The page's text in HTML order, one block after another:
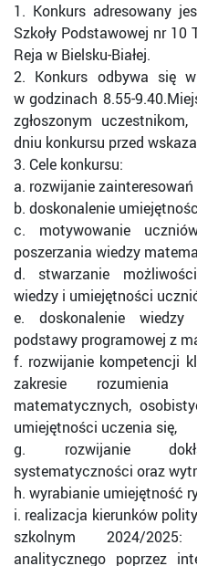
1. Konkurs adresowany
Szkoły Podstawowej nr 10
Reja w Bielsku-Białej.
2. Konkurs odbywa się
w godzinach 8.55-
zgłoszonym
dniu konkursu przed
3. Cele konkursu:
a. rozwijanie
b. doskonalenie
c. motywowanie
poszerzania wiedzy
d. stwarzanie
wiedzy i umiejętności
e. doskonalenie
podstawy programowej z
f. rozwijanie kompetencji
zakresie
matematycznych,
umiejętności uczenia się,
g. rozwijanie
systematyczności oraz
h. wyrabianie umiejętność
i. realizacja kierunków
szkolnym 2024/
analitycznego poprzez